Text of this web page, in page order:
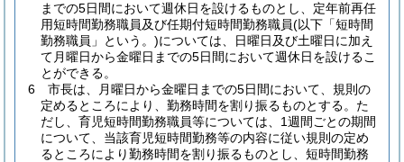
までの5日間において週休日を設けるものとし、定年前再任
用短時間勤務職員及び任期付短時間勤務職員(以下「短時間
勤務職員」という。)については、日曜日及び土曜日に加え
て月曜日から金曜日までの5日間において週休日を設けるこ
とができる。
6
市長は、月曜日から金曜日までの5日間において、規則の
定めるところにより、勤務時間を割り振るものとする。 た
だし、育児短時間勤務職員等については、1週間ごとの期間
について、当該育児短時間勤務等の内容に従い規則の定め
るところにより勤務時間を割り振るものとし、短時間勤務